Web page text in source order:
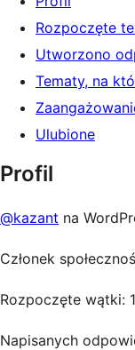
Rozpoczęte
Utworzono
Tematy, na
Ulubione
Profil
@kazant na
Członek
Rozpoczęte wątki: 1
Napisanych